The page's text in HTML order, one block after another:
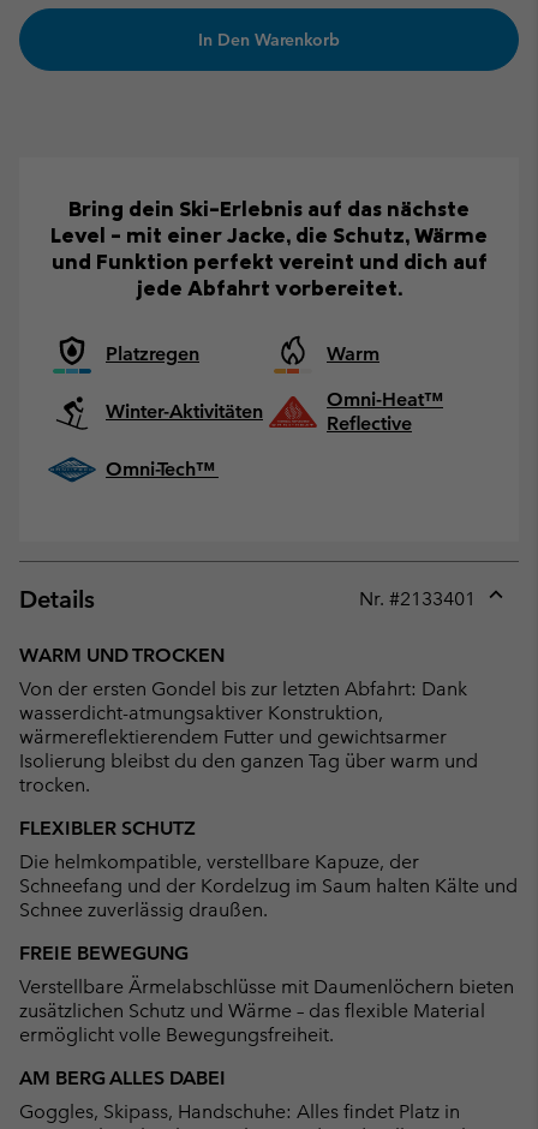
In Den Warenkorb
Bring dein Ski-Erlebnis auf das nächste
Level – mit einer Jacke, die Schutz, Wärme
und Funktion perfekt vereint und dich auf
jede Abfahrt vorbereitet.
Platzregen Warm
Winter-Aktivitäten
Omni-Heat™
Reflective
Omni-Tech™
Details Nr. #2133401
WARM UND TROCKEN
Von der ersten Gondel bis zur letzten Abfahrt: Dank
wasserdicht-atmungsaktiver Konstruktion,
wärmereflektierendem Futter und gewichtsarmer
Isolierung bleibst du den ganzen Tag über warm und
trocken.
FLEXIBLER SCHUTZ
Die helmkompatible, verstellbare Kapuze, der
Schneefang und der Kordelzug im Saum halten Kälte und
Schnee zuverlässig draußen.
FREIE BEWEGUNG
Verstellbare Ärmelabschlüsse mit Daumenlöchern bieten
zusätzlichen Schutz und Wärme – das flexible Material
ermöglicht volle Bewegungsfreiheit.
AM BERG ALLES DABEI
Goggles, Skipass, Handschuhe: Alles findet Platz in